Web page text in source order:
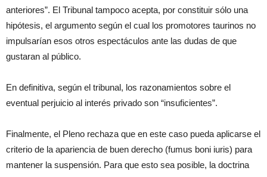
anteriores”. El Tribunal tampoco acepta, por constituir sólo una
hipótesis, el argumento según el cual los promotores taurinos no
impulsarían esos otros espectáculos ante las dudas de que
gustaran al público.
En definitiva, según el tribunal, los razonamientos sobre el
eventual perjuicio al interés privado son “insuficientes”.
Finalmente, el Pleno rechaza que en este caso pueda aplicarse el
criterio de la apariencia de buen derecho (fumus boni iuris) para
mantener la suspensión. Para que esto sea posible, la doctrina